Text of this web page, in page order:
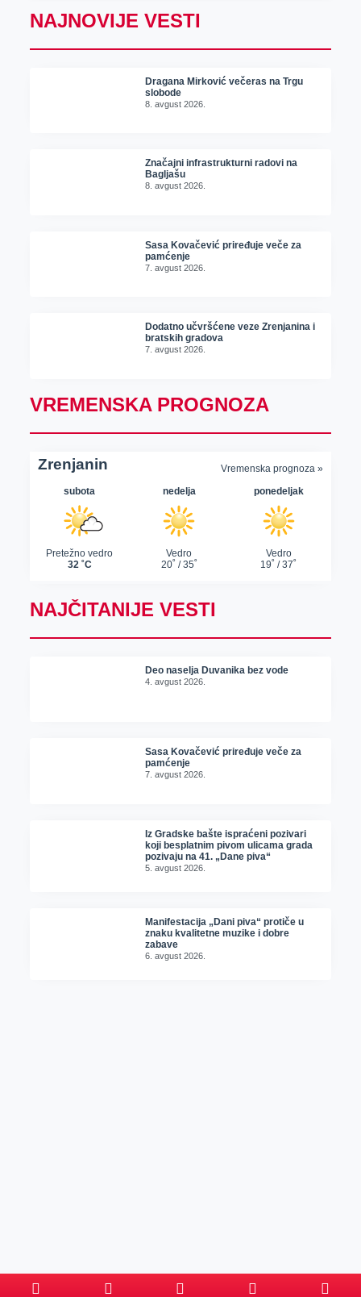
NAJNOVIJE VESTI
Dragana Mirković večeras na Trgu
slobode
8. avgust 2026.
Značajni infrastrukturni radovi na
Bagljašu
8. avgust 2026.
Sasa Kovačević priređuje veče za
pamćenje
7. avgust 2026.
Dodatno učvršćene veze Zrenjanina i
bratskih gradova
7. avgust 2026.
VREMENSKA PROGNOZA
NAJČITANIJE VESTI
Deo naselja Duvanika bez vode
4. avgust 2026.
Sasa Kovačević priređuje veče za
pamćenje
7. avgust 2026.
Iz Gradske bašte ispraćeni pozivari
koji besplatnim pivom ulicama grada
pozivaju na 41. „Dane piva“
5. avgust 2026.
Manifestacija „Dani piva“ protiče u
znaku kvalitetne muzike i dobre
zabave
6. avgust 2026.